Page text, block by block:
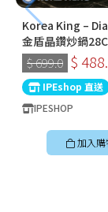
Korea King –
金盾晶鑽炒鍋
韓國製易潔鑊 (連
$ 699.0 $
IPEshop 直送
IPESHOP
加入購